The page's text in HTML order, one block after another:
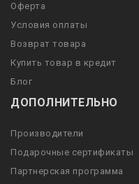
Оферта
Условия оплаты
Возврат товара
Купить товар в кредит
Блог
ДОПОЛНИТЕЛЬНО
Производители
Подарочные сертификаты
Партнерская программа